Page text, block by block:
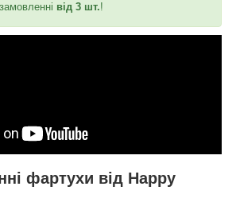
від 3 шт.!
фартухи від Happy